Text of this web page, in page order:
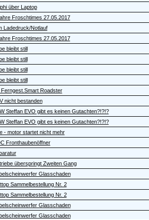
über Laptop
Froschtimes 27.05.2017
Ladedruck/Notlauf
Froschtimes 27.05.2017
bleibt still
bleibt still
bleibt still
bleibt still
Roadster
nicht bestanden
Steffan EVO gibt es keinen Gutachten?!?!?
Steffan EVO gibt es keinen Gutachten?!?!?
- motor startet nicht mehr
Fronthaubenöffner
überspringt Zweiten Gang
Glasschaden
Sammelbestellung Nr. 2
Sammelbestellung Nr. 2
Glasschaden
Glasschaden